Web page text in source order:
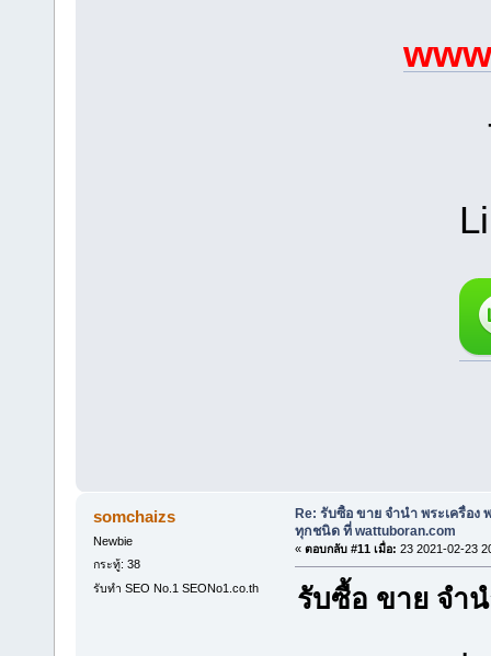
somchaizs
Newbie
กระทู้: 38
รับทำ SEO No.1 SEONo1.co.th
Re: รับซื้อ ขาย จำนำ พระเครื่อง
ทุกชนิด ที่ wattuboran.com
« ตอบกลับ #11 เมื่อ: 23 2021-02-23
รับซื้อ ขาย จำ